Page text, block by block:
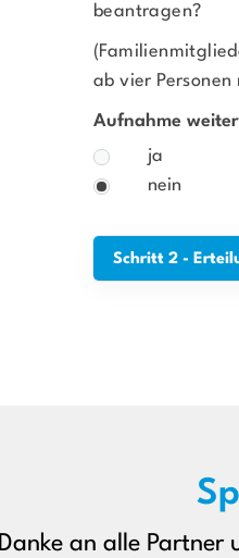
beantragen?
ab vier Personen
Aufnahme
ja
nein
Danke an alle Partner